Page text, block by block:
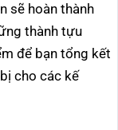
sẽ hoàn thành
thành tựu
để bạn tổng kết
cho các kế